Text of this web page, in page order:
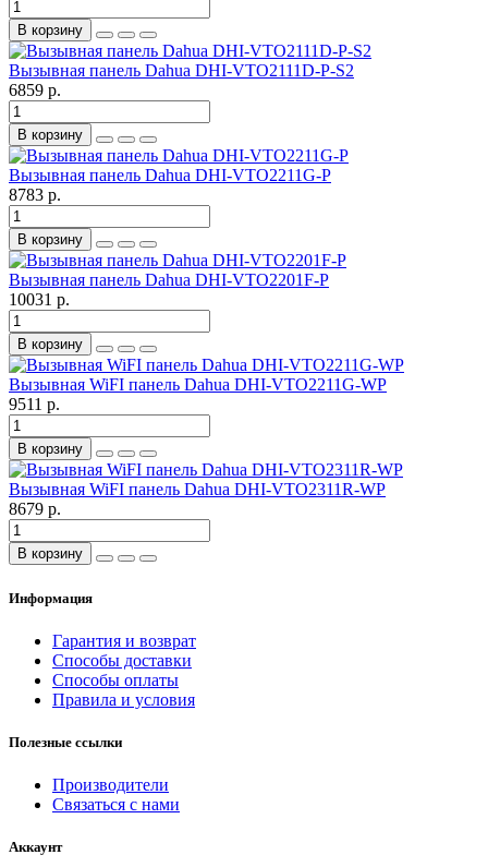
В корзину
Вызывная панель Dahua DHI-VTO2111D-P-S2
6859 р.
В корзину
Вызывная панель Dahua DHI-VTO2211G-P
8783 р.
В корзину
Вызывная панель Dahua DHI-VTO2201F-P
10031 р.
В корзину
Вызывная WiFI панель Dahua DHI-VTO2211G-WP
9511 р.
В корзину
Вызывная WiFI панель Dahua DHI-VTO2311R-WP
8679 р.
В корзину
Информация
Гарантия и возврат
Способы доставки
Способы оплаты
Правила и условия
Полезные ссылки
Производители
Связаться с нами
Аккаунт